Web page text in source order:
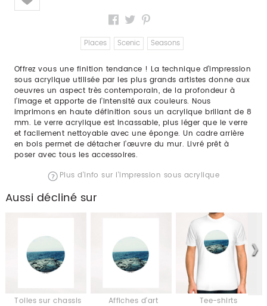
Places Scenic Seasons
Offrez vous une finition tendance ! La technique d’impression
sous acrylique utilisée par les plus grands artistes donne aux
oeuvres un aspect très contemporain, de la profondeur à
l’image et apporte de l’intensité aux couleurs. Nous
imprimons en haute définition sous un acrylique brillant de 8
mm. Le verre acrylique est incassable, plus léger que le verre
et facilement nettoyable avec une éponge. Un cadre arrière
en bois permet de détacher l’œuvre du mur. Livré prêt à
poser avec tous les accessoires.
Plus d'info sur l'impression sous acrylique
Aussi décliné sur
Toiles sur chassis Affiches d'art Tee-shirts